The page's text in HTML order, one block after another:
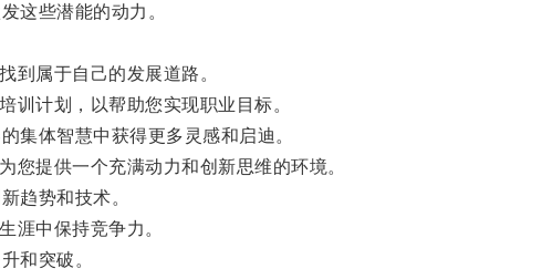
这些潜能的动力。
属于自己的发展道路。
计划，以帮助您实现职业目标。
体智慧中获得更多灵感和启迪。
提供一个充满动力和创新思维的环境。
趋势和技术。
中保持竞争力。
和突破。